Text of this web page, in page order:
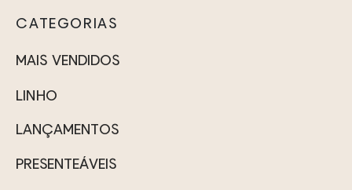
CATEGORIAS
MAIS VENDIDOS
LINHO
LANÇAMENTOS
PRESENTEÁVEIS